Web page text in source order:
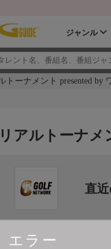
ジャンル
トーナメント presented by
エラー
アルトーナメ
直